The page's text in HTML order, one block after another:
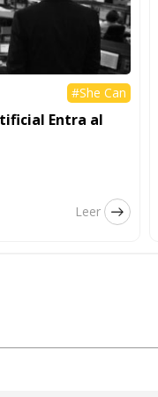
#She Can
Entra al
Leer